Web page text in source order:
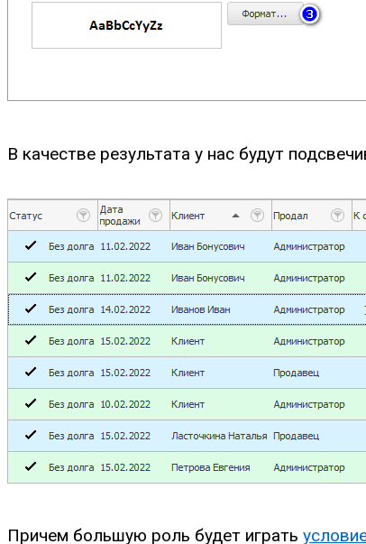
В качестве результата у нас будут
Причем большую роль будет играть